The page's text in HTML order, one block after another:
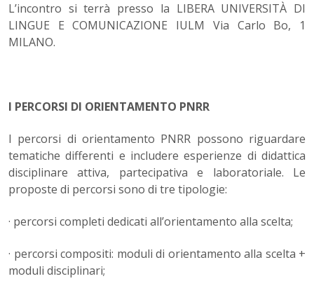
L’incontro si terrà presso la LIBERA UNIVERSITÀ DI
LINGUE E COMUNICAZIONE IULM Via Carlo Bo, 1
MILANO.
I PERCORSI DI ORIENTAMENTO PNRR
I percorsi di orientamento PNRR possono riguardare
tematiche differenti e includere esperienze di didattica
disciplinare attiva, partecipativa e laboratoriale. Le
proposte di percorsi sono di tre tipologie:
· percorsi completi dedicati all’orientamento alla scelta;
· percorsi compositi: moduli di orientamento alla scelta +
moduli disciplinari;